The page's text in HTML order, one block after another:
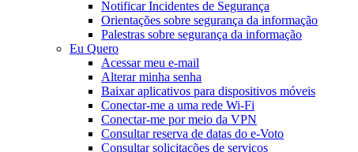
Notificar Incidentes de Segurança
Orientações sobre segurança da informação
Palestras sobre segurança da informação
Eu Quero
Acessar meu e-mail
Alterar minha senha
Baixar aplicativos para dispositivos móveis
Conectar-me a uma rede Wi-Fi
Conectar-me por meio da VPN
Consultar reserva de datas do e-Voto
Consultar solicitações de serviços